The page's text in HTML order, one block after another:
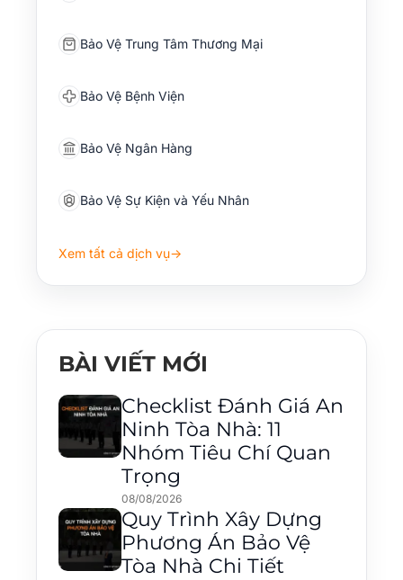
Bảo Vệ Trung Tâm Thương Mại
Bảo Vệ Bệnh Viện
Bảo Vệ Ngân Hàng
Bảo Vệ Sự Kiện và Yếu Nhân
Xem tất cả dịch vụ→
BÀI VIẾT MỚI
Checklist Đánh Giá An
Ninh Tòa Nhà: 11
Nhóm Tiêu Chí Quan
Trọng
08/08/2026
Quy Trình Xây Dựng
Phương Án Bảo Vệ
Tòa Nhà Chi Tiết